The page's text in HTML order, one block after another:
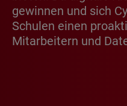
gewinnen und sich
Schulen einen
Mitarbeitern und